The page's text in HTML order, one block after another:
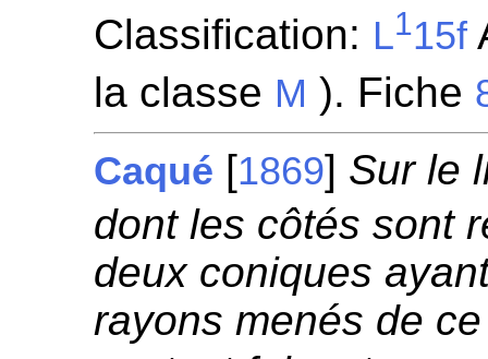
Classification: L115f
la classe M ). Fiche
Caqué [1869] Sur le
dont les côtés sont
deux coniques
rayons menés de